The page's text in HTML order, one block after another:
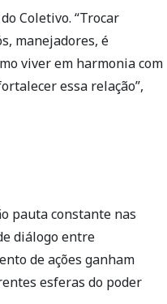
Coletivo. “Trocar
manejadores, é
viver em harmonia com
essa relação”,
pauta constante nas
diálogo entre
de ações ganham
esferas do poder